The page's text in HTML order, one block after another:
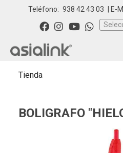
Teléfono: 938 42 43 03 | E-
Tienda
BOLIGRAFO